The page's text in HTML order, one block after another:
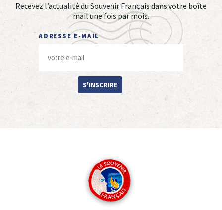
Recevez l’actualité du Souvenir Français dans votre boîte
mail une fois par mois.
ADRESSE E-MAIL
S'INSCRIRE